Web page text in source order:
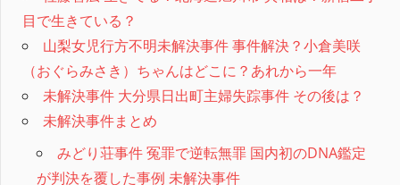
目で生きている？
山梨女児行方不明未解決事件 事件解決？小倉美咲
（おぐらみさき）ちゃんはどこに？あれから一年
未解決事件 大分県日出町主婦失踪事件 その後は？
未解決事件まとめ
みどり荘事件 冤罪で逆転無罪 国内初のDNA鑑定
が判決を覆した事例 未解決事件